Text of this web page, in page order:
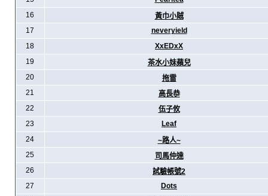
16
黃巾小賊
17
neveryield
18
XxEDxX
19
茶水小妹蘋兒
20
拖雷
21
高長恭
22
伍子攸
23
Leaf
24
~路人~
25
司馬仲達
26
試驗帳號2
27
Dots